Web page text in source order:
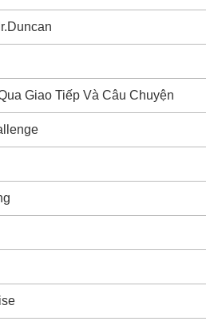
Giao Tiếp Và Câu Chuyện